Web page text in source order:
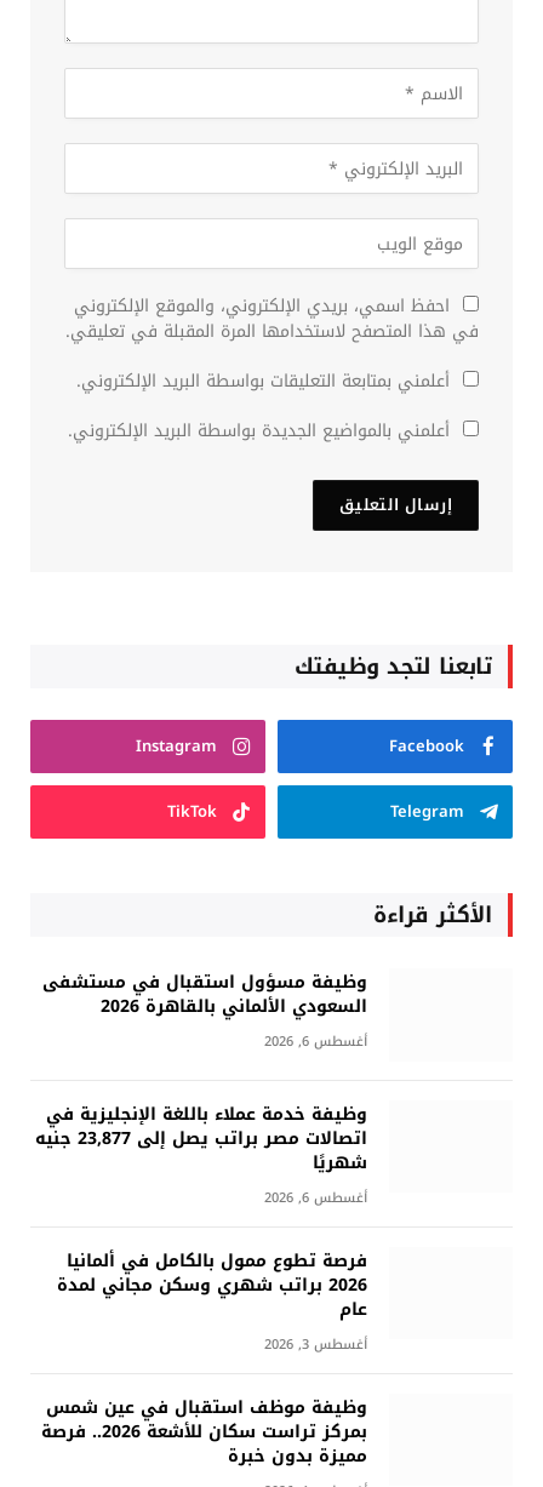
احفظ اسمي، بريدي الإلكتروني، والموقع الإلكتروني
في هذا المتصفح لاستخدامها المرة المقبلة في تعليقي.
أعلمني بمتابعة التعليقات بواسطة البريد الإلكتروني.
أعلمني بالمواضيع الجديدة بواسطة البريد الإلكتروني.
تابعنا لتجد وظيفتك
Facebook
Instagram
Telegram
TikTok
الأكثر قراءة
وظيفة مسؤول استقبال في مستشفى
السعودي الألماني بالقاهرة 2026
أغسطس 6, 2026
وظيفة خدمة عملاء باللغة الإنجليزية في
اتصالات مصر براتب يصل إلى 23,877 جنيه
شهريًا
أغسطس 6, 2026
فرصة تطوع ممول بالكامل في ألمانيا
2026 براتب شهري وسكن مجاني لمدة
عام
أغسطس 3, 2026
وظيفة موظف استقبال في عين شمس
بمركز تراست سكان للأشعة 2026.. فرصة
مميزة بدون خبرة